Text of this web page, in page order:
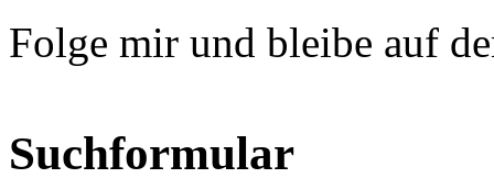
Folge mir und bleibe auf
Suchformular